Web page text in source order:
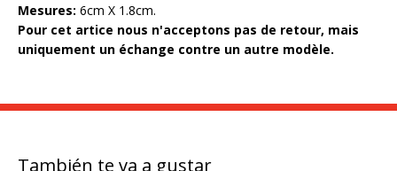
Mesures: 6cm X 1.8cm.
Pour cet artice nous n'acceptons pas de retour, mais
uniquement un échange contre un autre modèle.
También te va a gustar